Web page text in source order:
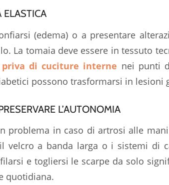
(edema) o a presentare
La tomaia deve essere in tessuto
priva di cuciture interne nei punti
possono trasformarsi in lesioni
L’AUTONOMIA
problema in caso di artrosi alle
velcro a banda larga o i sistemi di
e togliersi le scarpe da solo
quotidiana.